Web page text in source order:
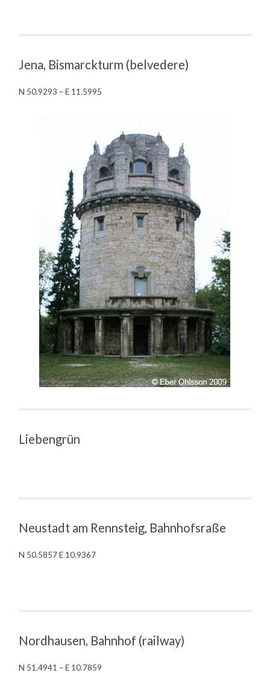
Jena, Bismarckturm (belvedere)
N 50.9293 – E 11.5995
Liebengrün
Neustadt am Rennsteig, Bahnhofsraße
N 50.5857 E 10.9367
Nordhausen, Bahnhof (railway)
N 51.4941 – E 10.7859